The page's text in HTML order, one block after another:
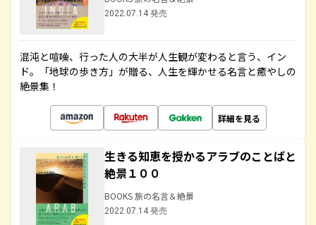
2022.07.14 発売
混沌と喧噪、行った人の大半が人生観が変わると言う、イン
ド。「地球の歩き方」が贈る、人生を輝かせる名言と癒やしの
絶景集！
詳細を見る
生きる知恵を授かるアラブのことばと
絶景１００
BOOKS 旅の名言＆絶景
2022.07.14 発売